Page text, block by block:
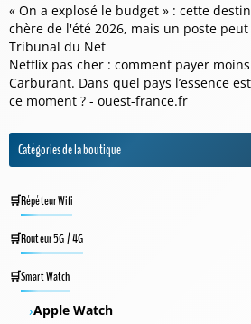
« On a explosé le budget » : cette
chère de l'été 2026, mais un poste
Tribunal du Net
Netflix pas cher : comment payer
Carburant. Dans quel pays l’essence
ce moment ? - ouest-france.fr
Catégories de la boutique
Répéteur Wifi
Routeur 5G / 4G
Smart Watch
Apple Watch